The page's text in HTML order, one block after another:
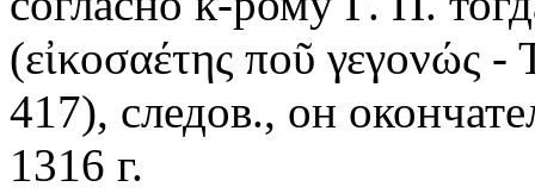
(εἰκοσαέτης ποῦ γεγονώς
417), следов., он
1316 г.